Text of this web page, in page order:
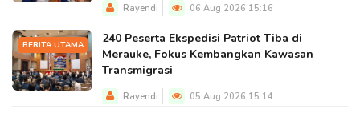
Rayendi 06 Aug 2026 15:16
BERITA UTAMA
240 Peserta Ekspedisi Patriot Tiba di
Merauke, Fokus Kembangkan Kawasan
Transmigrasi
Rayendi 05 Aug 2026 15:14